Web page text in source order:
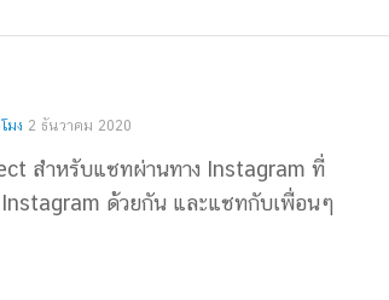
มง 2 ธันวาคม 2020
สำหรับแชทผ่านทาง Instagram ที่
ด้วยกัน และแชทกับเพื่อนๆ